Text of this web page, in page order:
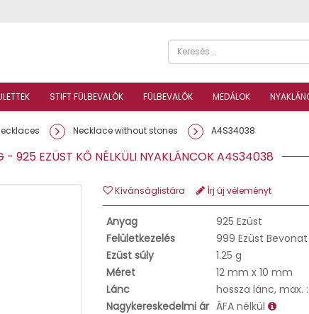
STIFT FÜLBEVALÓK FÜLBEVALÓK MEDÁLOK
Necklace without stones A4S34038
- 925 EZÜST KŐ NÉLKÜLI NYAKLÁNCOK A4S34038
Kívánságlistára Írj új véleményt
Anyag
925 Ezüst
Felületkezelés
999 Ezüst
Ezüst súly
1.25 g
Méret
12 mm x 10 mm
Lánc
hossza lánc, max.
Nagykereskedelmi ár ÁFA nélkül